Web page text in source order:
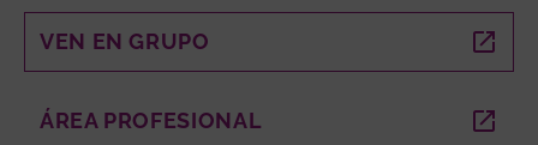
VEN EN GRUPO
ÁREA PROFESIONAL ABRE EN NUEVA VENTANA